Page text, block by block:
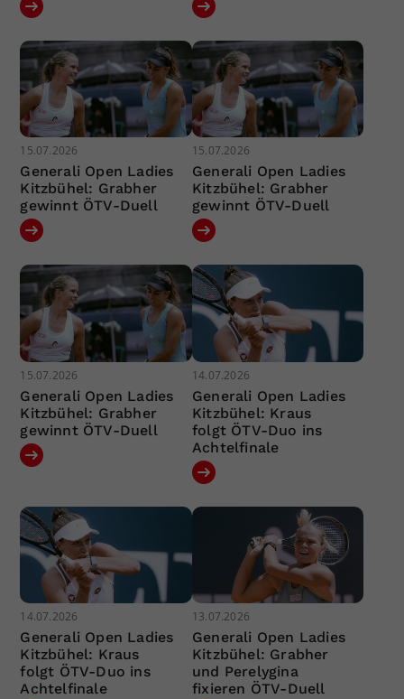
15.07.2026
Generali Open Ladies
Kitzbühel: Grabher
gewinnt ÖTV-Duell
15.07.2026
Generali Open Ladies
Kitzbühel: Grabher
gewinnt ÖTV-Duell
15.07.2026
Generali Open Ladies
Kitzbühel: Grabher
gewinnt ÖTV-Duell
14.07.2026
Generali Open Ladies
Kitzbühel: Kraus
folgt ÖTV-Duo ins
Achtelfinale
14.07.2026
Generali Open Ladies
Kitzbühel: Kraus
folgt ÖTV-Duo ins
Achtelfinale
13.07.2026
Generali Open Ladies
Kitzbühel: Grabher
und Perelygina
fixieren ÖTV-Duell